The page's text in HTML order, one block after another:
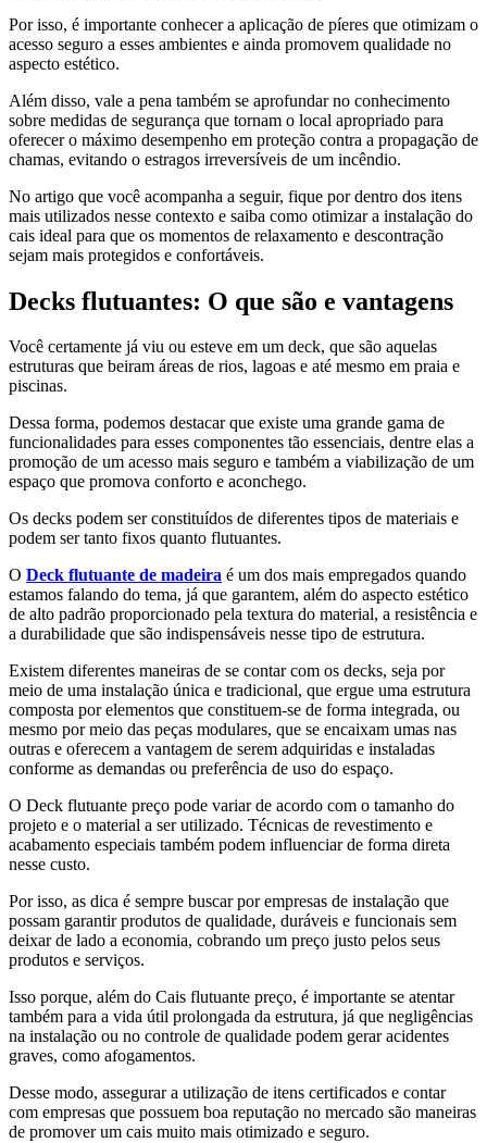
Por isso, é importante conhecer a aplicação de píeres que otimizam o
acesso seguro a esses ambientes e ainda promovem qualidade no
aspecto estético.
Além disso, vale a pena também se aprofundar no conhecimento
sobre medidas de segurança que tornam o local apropriado para
oferecer o máximo desempenho em proteção contra a propagação de
chamas, evitando o estragos irreversíveis de um incêndio.
No artigo que você acompanha a seguir, fique por dentro dos itens
mais utilizados nesse contexto e saiba como otimizar a instalação do
cais ideal para que os momentos de relaxamento e descontração
sejam mais protegidos e confortáveis.
Decks flutuantes: O que são e vantagens
Você certamente já viu ou esteve em um deck, que são aquelas
estruturas que beiram áreas de rios, lagoas e até mesmo em praia e
piscinas.
Dessa forma, podemos destacar que existe uma grande gama de
funcionalidades para esses componentes tão essenciais, dentre elas a
promoção de um acesso mais seguro e também a viabilização de um
espaço que promova conforto e aconchego.
Os decks podem ser constituídos de diferentes tipos de materiais e
podem ser tanto fixos quanto flutuantes.
O Deck flutuante de madeira é um dos mais empregados quando
estamos falando do tema, já que garantem, além do aspecto estético
de alto padrão proporcionado pela textura do material, a resistência e
a durabilidade que são indispensáveis nesse tipo de estrutura.
Existem diferentes maneiras de se contar com os decks, seja por
meio de uma instalação única e tradicional, que ergue uma estrutura
composta por elementos que constituem-se de forma integrada, ou
mesmo por meio das peças modulares, que se encaixam umas nas
outras e oferecem a vantagem de serem adquiridas e instaladas
conforme as demandas ou preferência de uso do espaço.
O Deck flutuante preço pode variar de acordo com o tamanho do
projeto e o material a ser utilizado. Técnicas de revestimento e
acabamento especiais também podem influenciar de forma direta
nesse custo.
Por isso, as dica é sempre buscar por empresas de instalação que
possam garantir produtos de qualidade, duráveis e funcionais sem
deixar de lado a economia, cobrando um preço justo pelos seus
produtos e serviços.
Isso porque, além do Cais flutuante preço, é importante se atentar
também para a vida útil prolongada da estrutura, já que negligências
na instalação ou no controle de qualidade podem gerar acidentes
graves, como afogamentos.
Desse modo, assegurar a utilização de itens certificados e contar
com empresas que possuem boa reputação no mercado são maneiras
de promover um cais muito mais otimizado e seguro.